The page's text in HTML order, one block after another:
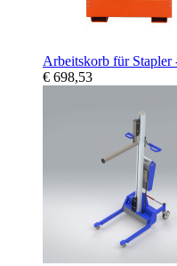
Arbeitskorb für Stapler
€ 698,53